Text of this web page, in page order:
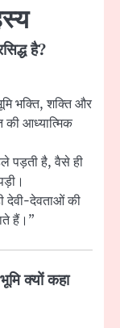
है?
भक्ति, शक्ति और
की आध्यात्मिक
पड़ती है, वैसे ही
देवी-देवताओं की
हैं।”
क्यों कहा